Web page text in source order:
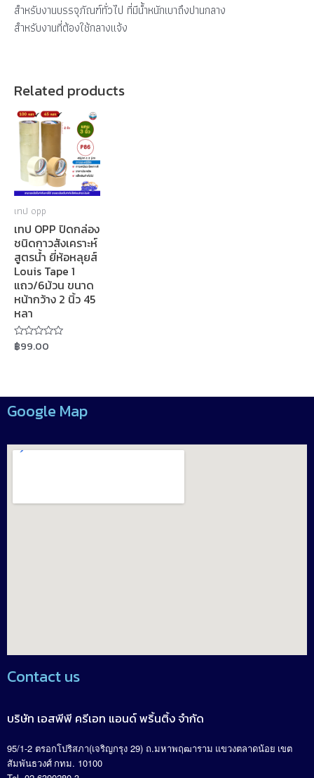
สำหรับงานบรรจุภัณฑ์ทั่วไป ที่มีน้ำหนักเบาถึงปานกลาง
สำหรับงานที่ต้องใช้กลางแจ้ง
Related products
เทป opp
เทป OPP ปิดกล่อง
ชนิดกาวสังเคราะห์
สูตรน้ำ ยี่ห้อหลุยส์
Louis Tape 1
แถว/6ม้วน ขนาด
หน้ากว้าง 2 นิ้ว 45
หลา
Rated
0
฿99.00
Google Map
Contact us
บริษัท เอสพีพี ครีเอท แอนด์ พริ้นติ้ง จำกัด
95/1-2 ตรอกโปริสภา(เจริญกรุง 29) ถ.มหาพฤฒาราม แขวงตลาดน้อย เขต
สัมพันธวงศ์ กทม. 10100